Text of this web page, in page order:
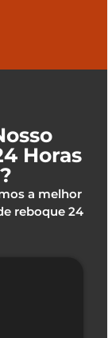
Horas
a melhor
reboque 24